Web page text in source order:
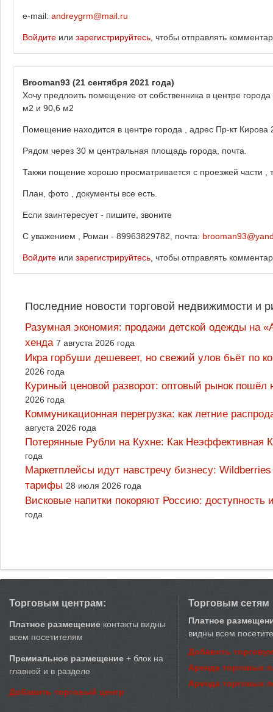
e-mail: andreygrm@mail.ru
Войдите или зарегистрируйтесь , чтобы отправлять
Brooman93 (21 сентября 2021 года)
Хочу предлоить помещение от собственника в центре
м2 и 90,6 м2
Помещение находится в центре города , адрес Пр-кт
Рядом через 30 м центральная площадь города, почта.
Такжи пощение хорошо просматривается с проезжей части ,
План, фото , документы все есть.
Если заинтересует - пишите, звоните
С уважением , Роман - 89963829782, почта:
Войдите или зарегистрируйтесь , чтобы отправлять
Последние новости торговой недвижимости и
Разумная экономия: продажи детской одежды на
хенда 7 августа 2026 года
Икра горбуши дешевеет, но свежий улов бьёт по
2026 года
Куриный ценовой разворот: оптовый рынок
2026 года
Коммуникационная перегрузка: как летние
августа 2026 года
Потерянные Рубли на Кухне: Как
года
Маркетплейсы идут навстречу бизнесу:
тарифы 28 июля 2026 года
Висковые напитки покоряют Россию:
года
Торговым центрам:
Платное размещение контакты видны
всем посетителям
Премиальное размещение + блок на
главной и в разделе
Добавить торговый центр
Торговым сетям
Платное
видны всем
Добавить
Аренда торговых
Аренда торговых